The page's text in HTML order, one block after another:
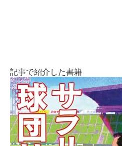
記事で紹介した書籍